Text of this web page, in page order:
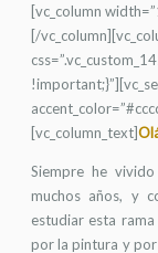
[vc_column
[/
[vc_column_text]
Siempre he
muchos años, y
estudiar esta
por la pintura y por